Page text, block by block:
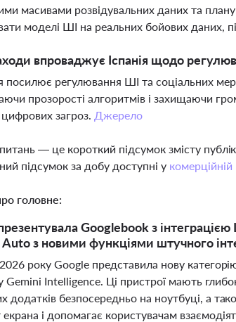
масивами розвідувальних даних та
моделі ШІ на реальних бойових даних,
впроваджує Іспанія щодо
посилює регулювання ШІ та соціальних
прозорості алгоритмів і захищаючи
загроз. Джерело
— це короткий підсумок змісту
підсумок за добу доступні у
головне:
Googlebook з
з новими функціями штучного
року Google представила нову
Gemini Intelligence. Ці пристрої мають
додатків безпосередньо на ноутбуці, а
екрана і допомагає користувачам